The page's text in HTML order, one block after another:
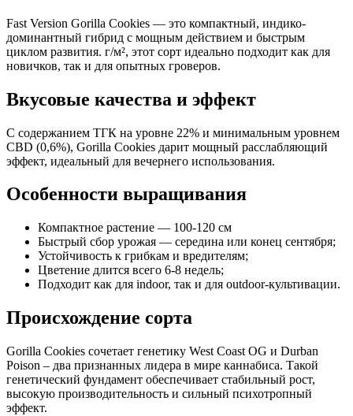
Fast Version Gorilla Cookies — это компактный, индико-
доминантный гибрид с мощным действием и быстрым
циклом развития. г/м², этот сорт идеально подходит как для
новичков, так и для опытных гроверов.
Вкусовые качества и эффект
С содержанием ТГК на уровне 22% и минимальным уровнем
CBD (0,6%), Gorilla Cookies дарит мощный расслабляющий
эффект, идеальный для вечернего использования.
Особенности выращивания
Компактное растение — 100-120 см
Быстрый сбор урожая — середина или конец сентября;
Устойчивость к грибкам и вредителям;
Цветение длится всего 6-8 недель;
Подходит как для indoor, так и для outdoor-культивации.
Происхождение сорта
Gorilla Cookies сочетает генетику West Coast OG и Durban
Poison – два признанных лидера в мире каннабиса. Такой
генетический фундамент обеспечивает стабильный рост,
высокую производительность и сильный психотропный
эффект.